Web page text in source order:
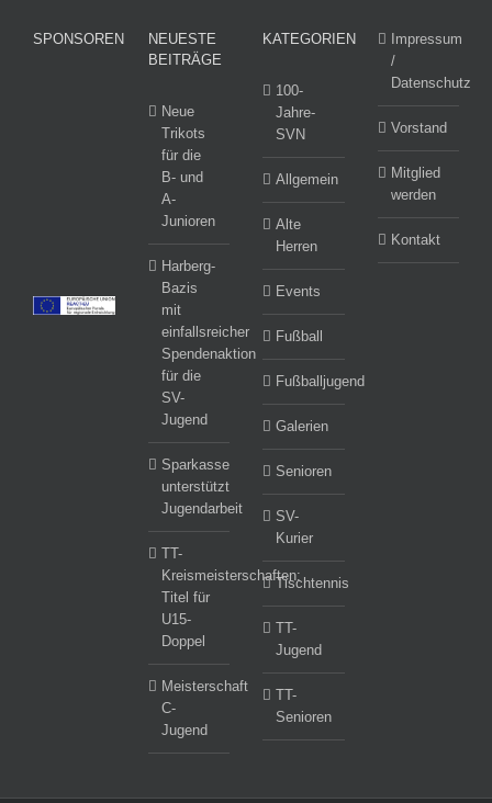
SPONSOREN
NEUESTE
BEITRÄGE
Neue
Trikots
für die
B- und
A-
Junioren
Harberg-
Bazis
mit
einfallsreicher
Spendenaktion
für die
SV-
Jugend
Sparkasse
unterstützt
Jugendarbeit
TT-
Kreismeisterschaften:
Titel für
U15-
Doppel
Meisterschaft
C-
Jugend
KATEGORIEN
100-
Jahre-
SVN
Allgemein
Alte
Herren
Events
Fußball
Fußballjugend
Galerien
Senioren
SV-
Kurier
Tischtennis
TT-
Jugend
TT-
Senioren
Impressum
/
Datenschutz
Vorstand
Mitglied
werden
Kontakt